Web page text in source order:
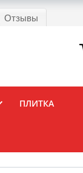
Отзывы
ПЛИТКА